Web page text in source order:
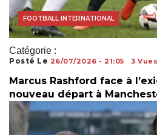
Catégorie :
FOOTBALL INTERNATIONAL
Posté Le 26/07/2026 - 21:05 3 Vues
Marcus Rashford face à
nouveau départ à